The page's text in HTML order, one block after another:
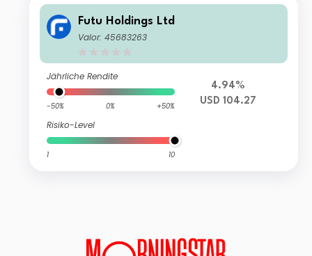
Futu Holdings Ltd
Valor: 45683263
Jährliche Rendite
-50% 0% +50%
Risiko-Level
1 10
4.94%
USD 104.27